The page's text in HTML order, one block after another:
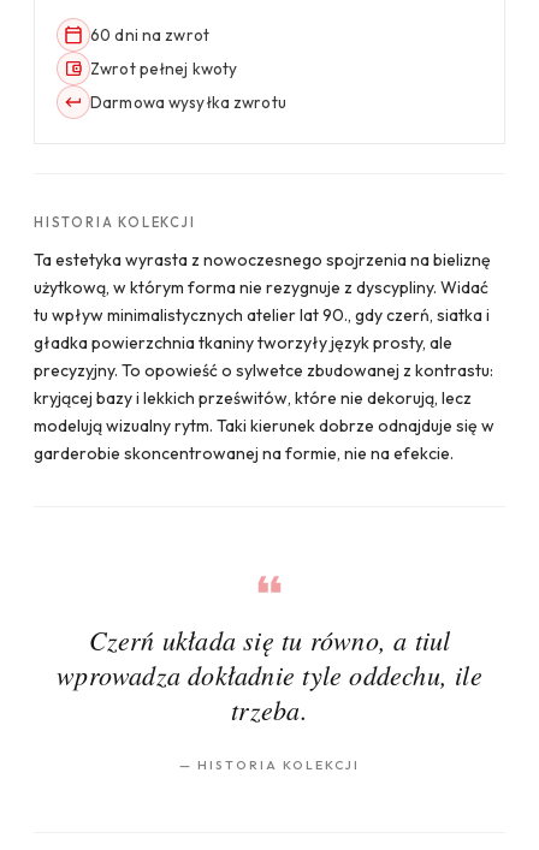
60 dni na zwrot
Zwrot pełnej kwoty
Darmowa wysyłka zwrotu
HISTORIA KOLEKCJI
Ta estetyka wyrasta z nowoczesnego spojrzenia na bieliznę
użytkową, w którym forma nie rezygnuje z dyscypliny. Widać
tu wpływ minimalistycznych atelier lat 90., gdy czerń, siatka i
gładka powierzchnia tkaniny tworzyły język prosty, ale
precyzyjny. To opowieść o sylwetce zbudowanej z kontrastu:
kryjącej bazy i lekkich prześwitów, które nie dekorują, lecz
modelują wizualny rytm. Taki kierunek dobrze odnajduje się w
garderobie skoncentrowanej na formie, nie na efekcie.
Czerń układa się tu równo, a tiul
wprowadza dokładnie tyle oddechu, ile
trzeba.
— HISTORIA KOLEKCJI